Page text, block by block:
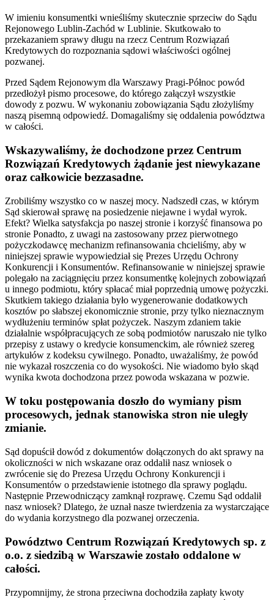
W imieniu konsumentki wnieśliśmy skutecznie sprzeciw do Sądu
Rejonowego Lublin-Zachód w Lublinie. Skutkowało to
przekazaniem sprawy długu na rzecz Centrum Rozwiązań
Kredytowych do rozpoznania sądowi właściwości ogólnej
pozwanej.
Przed Sądem Rejonowym dla Warszawy Pragi-Północ powód
przedłożył pismo procesowe, do którego załączył wszystkie
dowody z pozwu. W wykonaniu zobowiązania Sądu złożyliśmy
naszą pisemną odpowiedź. Domagaliśmy się oddalenia powództwa
w całości.
Wskazywaliśmy, że dochodzone przez Centrum
Rozwiązań Kredytowych żądanie jest niewykazane
oraz całkowicie bezzasadne.
Zrobiliśmy wszystko co w naszej mocy. Nadszedł czas, w którym
Sąd skierował sprawę na posiedzenie niejawne i wydał wyrok.
Efekt? Wielka satysfakcja po naszej stronie i korzyść finansowa po
stronie Ponadto, z uwagi na zastosowany przez pierwotnego
pożyczkodawcę mechanizm refinansowania chcieliśmy, aby w
niniejszej sprawie wypowiedział się Prezes Urzędu Ochrony
Konkurencji i Konsumentów. Refinansowanie w niniejszej sprawie
polegało na zaciągnięciu przez konsumentkę kolejnych zobowiązań
u innego podmiotu, który spłacać miał poprzednią umowę pożyczki.
Skutkiem takiego działania było wygenerowanie dodatkowych
kosztów po słabszej ekonomicznie stronie, przy tylko nieznacznym
wydłużeniu terminów spłat pożyczek. Naszym zdaniem takie
działalnie współpracujących ze sobą podmiotów naruszało nie tylko
przepisy z ustawy o kredycie konsumenckim, ale również szereg
artykułów z kodeksu cywilnego. Ponadto, uważaliśmy, że powód
nie wykazał roszczenia co do wysokości. Nie wiadomo było skąd
wynika kwota dochodzona przez powoda wskazana w pozwie.
W toku postępowania doszło do wymiany pism
procesowych, jednak stanowiska stron nie uległy
zmianie.
Sąd dopuścił dowód z dokumentów dołączonych do akt sprawy na
okoliczności w nich wskazane oraz oddalił nasz wniosek o
zwrócenie się do Prezesa Urzędu Ochrony Konkurencji i
Konsumentów o przedstawienie istotnego dla sprawy poglądu.
Następnie Przewodniczący zamknął rozprawę. Czemu Sąd oddalił
nasz wniosek? Dlatego, że uznał nasze twierdzenia za wystarczające
do wydania korzystnego dla pozwanej orzeczenia.
Powództwo Centrum Rozwiązań Kredytowych sp. z
o.o. z siedzibą w Warszawie zostało oddalone w
całości.
Przypomnijmy, że strona przeciwna dochodziła zapłaty kwoty